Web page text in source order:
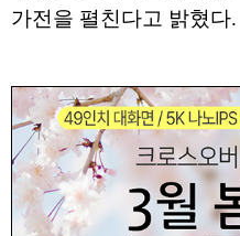
가전을 펼친다고 밝혔다.